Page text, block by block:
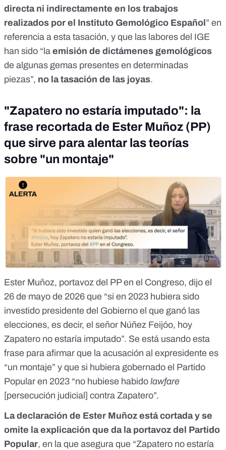
directa ni indirectamente en los trabajos
realizados por el Instituto Gemológico Español” en
referencia a esta tasación, y que las labores del IGE
han sido “la emisión de dictámenes gemológicos
de algunas gemas presentes en determinadas
piezas”, no la tasación de las joyas.
"Zapatero no estaría imputado": la
frase recortada de Ester Muñoz (PP)
que sirve para alentar las teorías
sobre "un montaje"
Ester Muñoz, portavoz del PP en el Congreso, dijo el
26 de mayo de 2026 que “si en 2023 hubiera sido
investido presidente del Gobierno el que ganó las
elecciones, es decir, el señor Núñez Feijóo, hoy
Zapatero no estaría imputado”. Se está usando esta
frase para afirmar que la acusación al expresidente es
“un montaje” y que si hubiera gobernado el Partido
Popular en 2023 “no hubiese habido lawfare
[persecución judicial] contra Zapatero”.
La declaración de Ester Muñoz está cortada y se
omite la explicación que da la portavoz del Partido
Popular, en la que asegura que “Zapatero no estaría